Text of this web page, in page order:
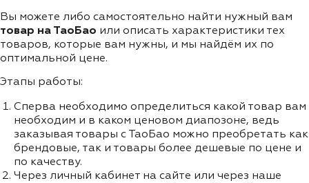
Вы можете либо самостоятельно найти нужный вам
товар на ТаоБао или описать характеристики тех
товаров, которые вам нужны, и мы найдём их по
оптимальной цене.
Этапы работы:
Сперва необходимо определиться какой товар вам
необходим и в каком ценовом диапозоне, ведь
заказывая товары с ТаоБао можно преобретать как
брендовые, так и товары более дешевые по цене и
по качеству.
Через личный кабинет на сайте или через наше